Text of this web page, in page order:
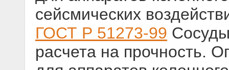
сейсмических
ГОСТ Р 51273-99
расчета на прочность.